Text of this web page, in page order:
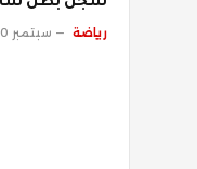
رياضة سبتمبر 10, 2025